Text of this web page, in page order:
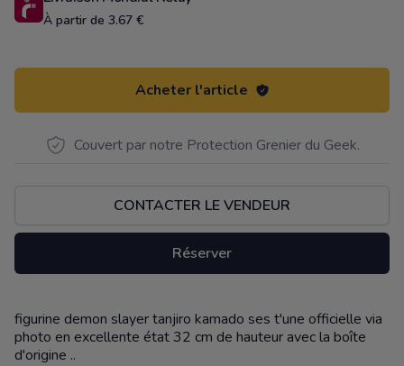
À partir de 3.67 €
Acheter l'article
Couvert par notre Protection Grenier du Geek.
CONTACTER LE VENDEUR
Réserver
Description
figurine demon slayer tanjiro kamado ses t'une officielle via
photo en excellente état 32 cm de hauteur avec la boîte
d'origine ..